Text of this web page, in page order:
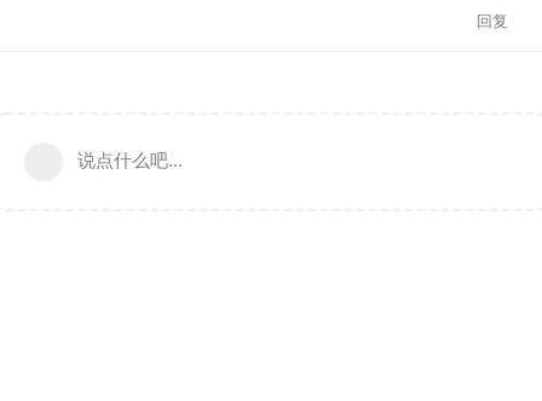
回复
说点什么吧...